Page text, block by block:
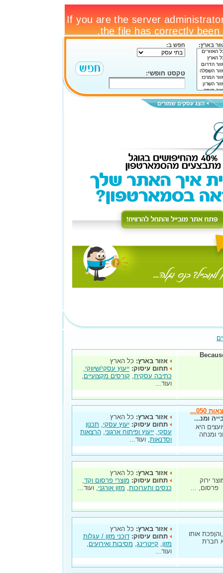
בארץ: חפש ב:
טקסט חופשי:
הצג עסקים שמורים
אזור בארץ: כל הארץ
תחום עיסוק: ייעוץ עסקי/שיווקי,
כתיבה עסקית, קורסים מקצועיים,
ועוד...
ומנ...
נחמד יועצים היא
ומנחה
אזור בארץ: כל הארץ
תחום עיסוק: יעוץ עסקי, תכנון
עסקי, ייעוץ ופיתוח ארגוני, הרצאות
וסדנאות, ועוד...
ירוק
פרסום, ...
אזור בארץ: כל הארץ
תחום עיסוק: מוצרי פרסום וקד,
כנסים ותערוכות, מזון אורגני, ועוד...
אותו
חברת
אזור בארץ: כל הארץ
תחום עיסוק: דוכני מזון / עגלות
מזון, קייטרינג, מסיבות ואירועים,
ועוד...